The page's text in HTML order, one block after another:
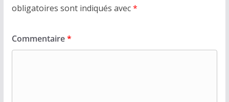
obligatoires sont indiqués avec*
Commentaire*